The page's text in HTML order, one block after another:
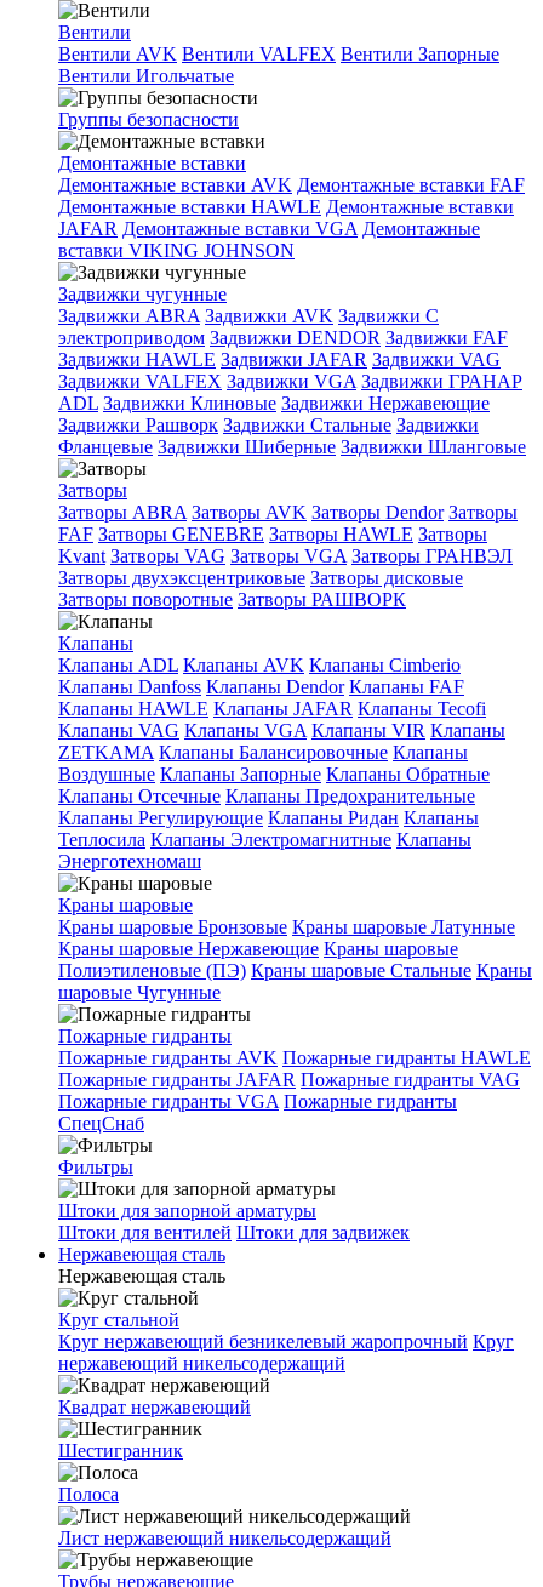
Вентили
Вентили AVK Вентили VALFEX Вентили Запорные
Вентили Игольчатые
Группы безопасности
Демонтажные вставки
Демонтажные вставки AVK Демонтажные вставки FAF
Демонтажные вставки HAWLE Демонтажные вставки
JAFAR Демонтажные вставки VGA Демонтажные
вставки VIKING JOHNSON
Задвижки чугунные
Задвижки ABRA Задвижки AVK Задвижки C
электроприводом Задвижки DENDOR Задвижки FAF
Задвижки HAWLE Задвижки JAFAR Задвижки VAG
Задвижки VALFEX Задвижки VGA Задвижки ГРАНАР
ADL Задвижки Клиновые Задвижки Нержавеющие
Задвижки Рашворк Задвижки Стальные Задвижки
Фланцевые Задвижки Шиберные Задвижки Шланговые
Затворы
Затворы ABRA Затворы AVK Затворы Dendor Затворы
FAF Затворы GENEBRE Затворы HAWLE Затворы
Kvant Затворы VAG Затворы VGA Затворы ГРАНВЭЛ
Затворы двухэксцентриковые Затворы дисковые
Затворы поворотные Затворы РАШВОРК
Клапаны
Клапаны ADL Клапаны AVK Клапаны Cimberio
Клапаны Danfoss Клапаны Dendor Клапаны FAF
Клапаны HAWLE Клапаны JAFAR Клапаны Tecofi
Клапаны VAG Клапаны VGA Клапаны VIR Клапаны
ZETKAMA Клапаны Балансировочные Клапаны
Воздушные Клапаны Запорные Клапаны Обратные
Клапаны Отсечные Клапаны Предохранительные
Клапаны Регулирующие Клапаны Ридан Клапаны
Теплосила Клапаны Электромагнитные Клапаны
Энерготехномаш
Краны шаровые
Краны шаровые Бронзовые Краны шаровые Латунные
Краны шаровые Нержавеющие Краны шаровые
Полиэтиленовые (ПЭ) Краны шаровые Стальные Краны
шаровые Чугунные
Пожарные гидранты
Пожарные гидранты AVK Пожарные гидранты HAWLE
Пожарные гидранты JAFAR Пожарные гидранты VAG
Пожарные гидранты VGA Пожарные гидранты
СпецСнаб
Фильтры
Штоки для запорной арматуры
Штоки для вентилей Штоки для задвижек
Нержавеющая сталь
Нержавеющая сталь
Круг стальной
Круг нержавеющий безникелевый жаропрочный Круг
нержавеющий никельсодержащий
Квадрат нержавеющий
Шестигранник
Полоса
Лист нержавеющий никельсодержащий
Трубы нержавеющие